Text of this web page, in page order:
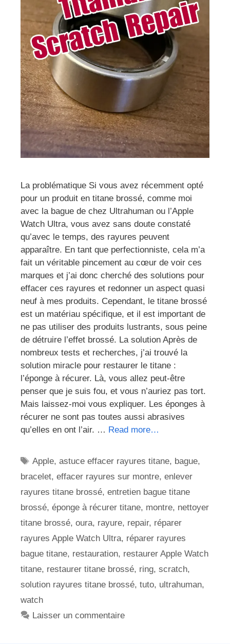
La problématique Si vous avez récemment opté
pour un produit en titane brossé, comme moi
avec la bague de chez Ultrahuman ou l’Apple
Watch Ultra, vous avez sans doute constaté
qu’avec le temps, des rayures peuvent
apparaître. En tant que perfectionniste, cela m’a
fait un véritable pincement au cœur de voir ces
marques et j’ai donc cherché des solutions pour
effacer ces rayures et redonner un aspect quasi
neuf à mes produits. Cependant, le titane brossé
est un matériau spécifique, et il est important de
ne pas utiliser des produits lustrants, sous peine
de détruire l’effet brossé. La solution Après de
nombreux tests et recherches, j’ai trouvé la
solution miracle pour restaurer le titane :
l’éponge à récurer. Là, vous allez peut-être
penser que je suis fou, et vous n’auriez pas tort.
Mais laissez-moi vous expliquer. Les éponges à
récurer ne sont pas toutes aussi abrasives
qu’elles en ont l’air. … Read more…
Étiquettes
Apple,astuce effacer rayures titane, bague,
bracelet, effacer rayures sur montre, enlever
rayures titane brossé, entretien bague titane
brossé, éponge à récurer titane, montre, nettoyer
titane brossé, oura, rayure, repair, réparer
rayures Apple Watch Ultra, réparer rayures
bague titane, restauration, restaurer Apple Watch
titane, restaurer titane brossé, ring, scratch,
solution rayures titane brossé, tuto, ultrahuman,
watch
Laisser un commentaire